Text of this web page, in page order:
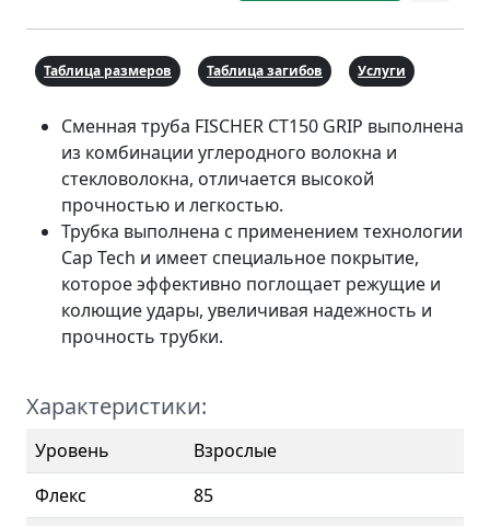
Таблица размеров Таблица загибов Услуги
Сменная труба FISCHER CT150 GRIP выполнена
из комбинации углеродного волокна и
стекловолокна, отличается высокой
прочностью и легкостью.
Трубка выполнена с применением технологии
Cap Tech и имеет специальное покрытие,
которое эффективно поглощает режущие и
колющие удары, увеличивая надежность и
прочность трубки.
Характеристики:
Уровень
Взрослые
Флекс
85